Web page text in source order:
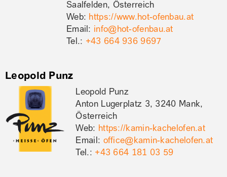
Saalfelden, Österreich
Web: https://www.hot-ofenbau.at
Email: info@hot-ofenbau.at
Tel.: +43 664 936 9697
Leopold Punz
Leopold Punz
Anton Lugerplatz 3, 3240 Mank,
Österreich
Web: https://kamin-kachelofen.at
Email: office@kamin-kachelofen.at
Tel.: +43 664 181 03 59